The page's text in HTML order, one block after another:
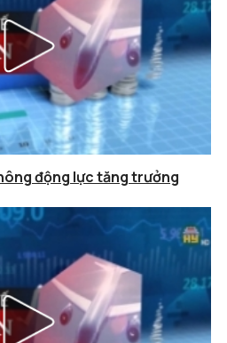
động lực tăng trưởng